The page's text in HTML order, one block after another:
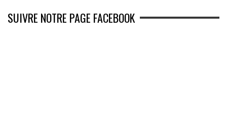
SUIVRE NOTRE PAGE FACEBOOK